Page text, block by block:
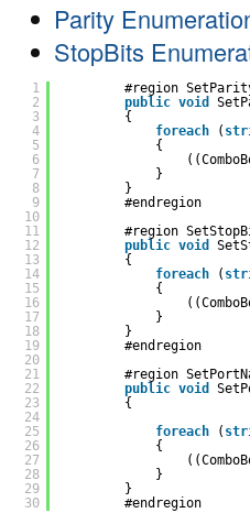
Parity
StopBits
1
2
3
4
5
6
7
8
9
10
11
12
13
14
15
16
17
18
19
20
21
22
23
24
25
26
27
28
29
30
#region
public void
{
foreach
(
{
}
}
#endregion
#region
public void
{
foreach
(
{
}
}
#endregion
#region
public void
{
foreach
(
{
}
}
#endregion